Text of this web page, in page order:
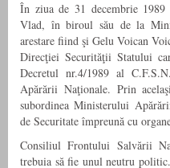
În ziua de 31 decembrie
Vlad, în biroul său de la
arestare fiind şi Gelu Voican
Direcţiei Securităţii Statului
Decretul nr.4/1989 al
Apărării Naţionale. Prin
subordinea Ministerului
de Securitate împreună cu
Consiliul Frontului Salvării
trebuia să fie unul neutru